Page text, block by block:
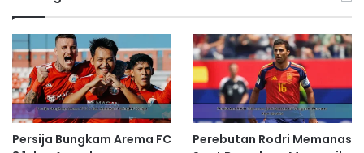
Persija Bungkam Arema FC
Perebutan Rodri Memanas